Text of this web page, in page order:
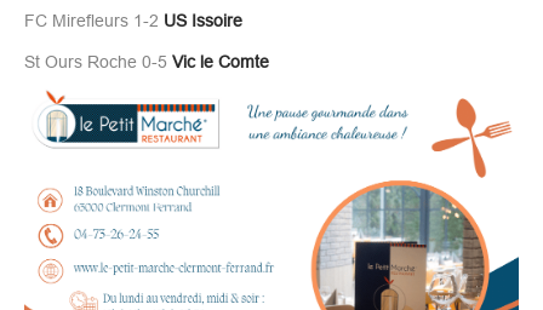
FC Mirefleurs 1-2 US Issoire
St Ours Roche 0-5 Vic le Comte